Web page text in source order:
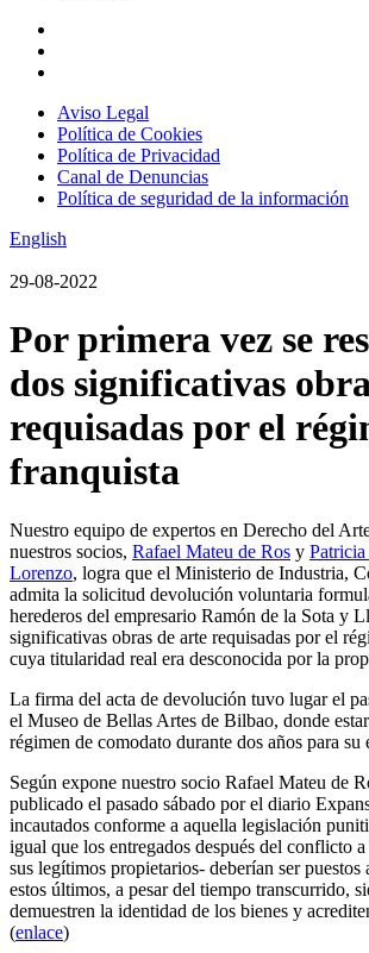
Aviso Legal
Política de Cookies
Política de Privacidad
Canal de Denuncias
Política de seguridad de la información
English
29-08-2022
Por primera vez se
dos significativas
requisadas por el
franquista
Nuestro equipo de expertos en Derecho del
nuestros socios, Rafael Mateu de Ros y
Lorenzo, logra que el Ministerio de Industria,
admita la solicitud devolución voluntaria
herederos del empresario Ramón de la Sota y
significativas obras de arte requisadas por el
cuya titularidad real era desconocida por la
La firma del acta de devolución tuvo lugar el
el Museo de Bellas Artes de Bilbao, donde
régimen de comodato durante dos años para
Según expone nuestro socio Rafael Mateu de
publicado el pasado sábado por el diario
incautados conforme a aquella legislación
igual que los entregados después del conflicto
sus legítimos propietarios- deberían ser puestos
estos últimos, a pesar del tiempo transcurrido,
demuestren la identidad de los bienes y
(enlace)